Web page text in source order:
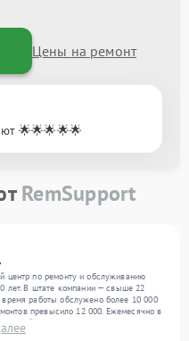
Цены на ремонт
🌟🌟🌟🌟🌟
RemSupport
центр по ремонту и обслуживанию
лет. В штате компании — свыше 22
работы обслужено более 10 000
превысило 12 000. Ежемесячно в
включая , , . Мы работаем с
стабильный уровень сервиса